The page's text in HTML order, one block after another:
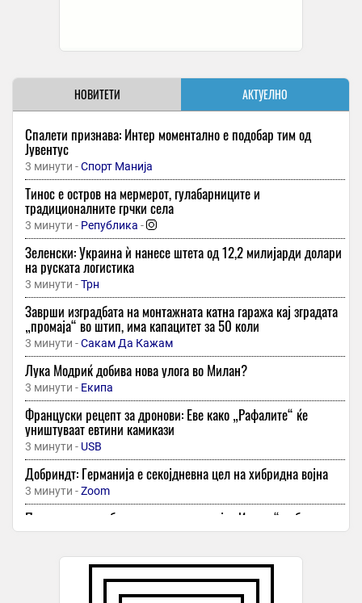
НОВИТЕТИ АКТУЕЛНО
Спалети признава: Интер моментално е подобар тим од
Јувентус
3 минути -Спорт Манија
Тинос е остров на мермерот, гулабарниците и
традиционалните грчки села
3 минути - Република -
Зеленски: Украина ѝ нанесе штета од 12,2 милијарди долари
на руската логистика
3 минути -Трн
Заврши изградбата на монтажната катна гаража кај зградата
„промаја“ во штип, има капацитет за 50 коли
3 минути -Сакам Да Кажам
Лука Модриќ добива нова улога во Милан?
3 минути - Екипа
Француски рецепт за дронови: Еве како „Рафалите“ ќе
уништуваат евтини камикази
3 минути - USB
Добриндт: Германија е секојдневна цел на хибридна војна
3 минути -Zoom
Познатата нискобуџетна авиокомпанија „Изиџет“ добива нов
сопственик
📽️ автобус се заглави на траект за корчула, патниците го
тресеа следел едночасовен хаос, не помогнале ниту